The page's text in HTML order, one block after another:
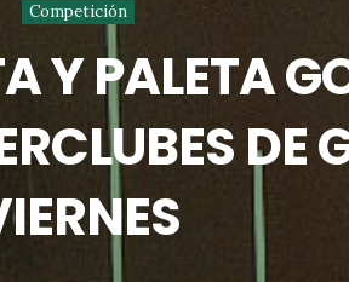
Competición
Y PALETA
DE